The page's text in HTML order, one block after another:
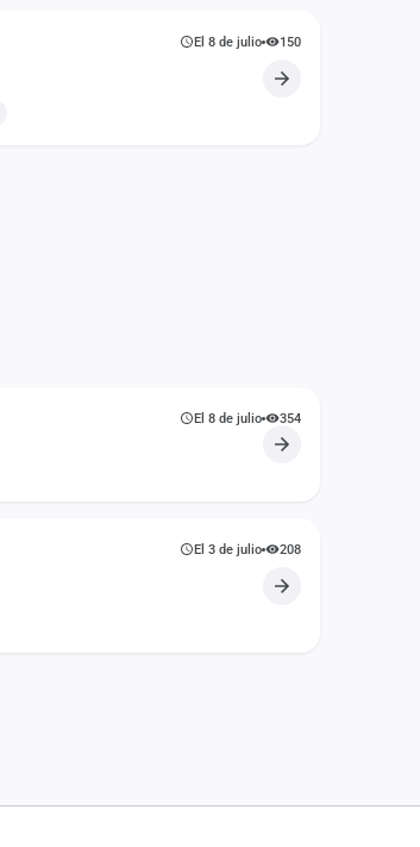
El 8 de julio 150
El 8 de julio 354
El 3 de julio 208